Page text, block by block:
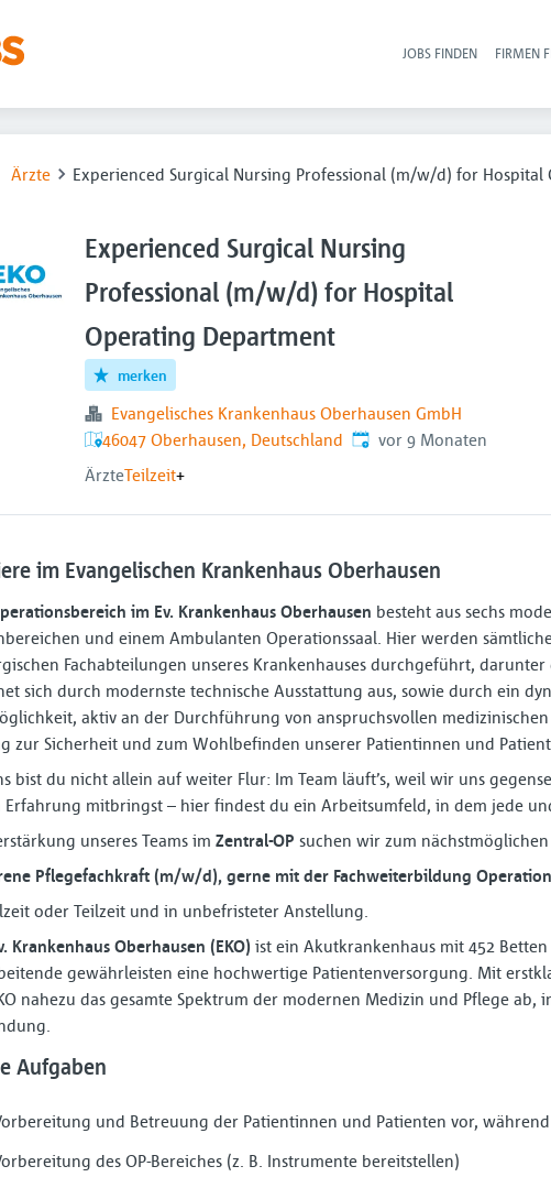
JOBS FINDEN FIRMEN
Ärzte Experienced Surgical Nursing Professional (m/w/d) for
Experienced Surgical Nursing
Professional (m/w/d) for Hospital
Operating Department
merken
Evangelisches Krankenhaus Oberhausen GmbH
46047 Oberhausen, Deutschland Veröffentlicht:
vor 9 Monaten
ÄrzteTeilzeit+
im Evangelischen Krankenhaus Oberhausen
im Ev. Krankenhaus Oberhausen besteht aus sechs
und einem Ambulanten Operationssaal. Hier werden
Fachabteilungen unseres Krankenhauses durchgeführt,
sich durch modernste technische Ausstattung aus, sowie durch ein
aktiv an der Durchführung von anspruchsvollen
zur Sicherheit und zum Wohlbefinden unserer Patientinnen und
bist du nicht allein auf weiter Flur: Im Team läuft’s, weil wir uns
Erfahrung mitbringst – hier findest du ein Arbeitsumfeld, in dem jede
unseres Teams im Zentral-OP suchen wir zum
Pflegefachkraft (m⁠/⁠w⁠/⁠d), gerne mit der Fachweiterbildung
oder Teilzeit und in unbefristeter Anstellung.
Krankenhaus Oberhausen (EKO) ist ein Akutkrankenhaus mit 452
gewährleisten eine hochwertige Patientenversorgung. Mit
nahezu das gesamte Spektrum der modernen Medizin und Pflege
Aufgaben
und Betreuung der Patientinnen und Patienten vor,
des OP-Bereiches (z. B. Instrumente bereitstellen)